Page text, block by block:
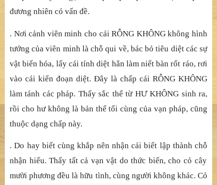
đương nhiên có vấn đề.
. Nơi cảnh viên minh cho cái RỖNG KHÔNG không hình
tướng của viên minh là chỗ qui về, bác bỏ tiêu diệt các sự
vật biến hóa, lấy cái tính diệt hẳn làm niết bàn rốt ráo, rơi
vào cái kiến đoạn diệt. Đây là chấp cái RỖNG KHÔNG
làm tánh các pháp. Thấy sắc thểtừHƯ KHÔNG sinh ra,
rồi cho hư không là bản thểtối cùng của vạn pháp, cũng
thuộc dạng chấp này.
. Do hay biết cùng khắp nên nhận cái biết lập thành chỗ
nhận hiểu. Thấy tất cả vạn vật do thức biến, cho cỏ cây
mười phương đều là hữu tình, cùng người không khác. Cỏ